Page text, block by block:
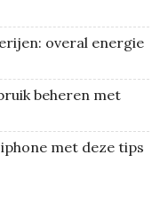
overal energie
beheren met
met deze tips